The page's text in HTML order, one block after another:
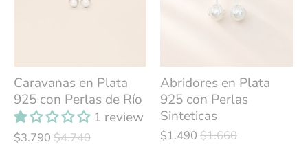
Caravanas en Plata
925 con Perlas de Río
1 review
$3.790 $4.740
Abridores en Plata
925 con Perlas
Sinteticas
$1.490 $1.660